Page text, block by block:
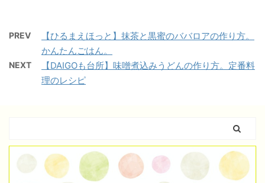
PREV
【ひるまえほっと】抹茶と黒蜜のババロアの作り方。
かんたんごはん。
NEXT
【DAIGOも台所】味噌煮込みうどんの作り方。定番料
理のレシピ